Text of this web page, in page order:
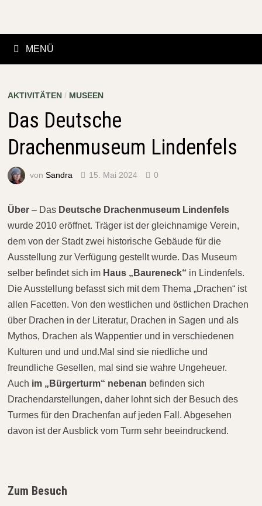
Inhalt
MENÜ
AKTIVITÄTEN/ MUSEEN
Das Deutsche
Drachenmuseum Lindenfels
von Sandra 15. Mai 2024 0
Über – Das Deutsche Drachenmuseum Lindenfels
wurde 2010 eröffnet. Träger ist der gleichnamige Verein,
dem von der Stadt zwei historische Gebäude für die
Ausstellung zur Verfügung gestellt wurde. Das Museum
selber befindet sich imHaus „Baureneck“ in Lindenfels.
Die Ausstellung befasst sich mit dem Thema „Drachen“ ist
allen Facetten. Von den westlichen und östlichen Drachen
über Drachen in der Literatur, Drachen in Sagen und als
Mythos, Drachen als Wappentier und in verschiedenen
Kulturen und und und.Mal sind sie niedliche und
freundliche Gesellen, mal sind sie wahre Ungeheuer.
Auch im „Bürgerturm“ nebenan befinden sich
Drachendarstellungen, daher lohnt sich der Besuch des
Turmes für den Drachenfan auf jeden Fall. Abgesehen
davon ist der Ausblick vom Turm sehr beeindruckend.
Zum Besuch